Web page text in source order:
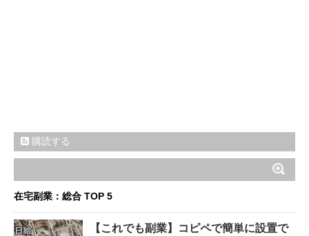
購読する
在宅副業：総合 TOP 5
【これでも副業】コピペで簡単に設置で